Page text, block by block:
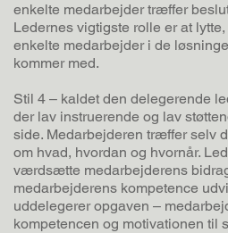
enkelte medarbejder træffer
Ledernes vigtigste rolle er at
enkelte medarbejder i de
kommer med.
Stil 4 – kaldet den delegerende
der lav instruerende og lav
side. Medarbejderen træffer selv
om hvad, hvordan og hvornår.
værdsætte medarbejderens
medarbejderens kompetence
uddelegerer opgaven –
kompetencen og motivationen til